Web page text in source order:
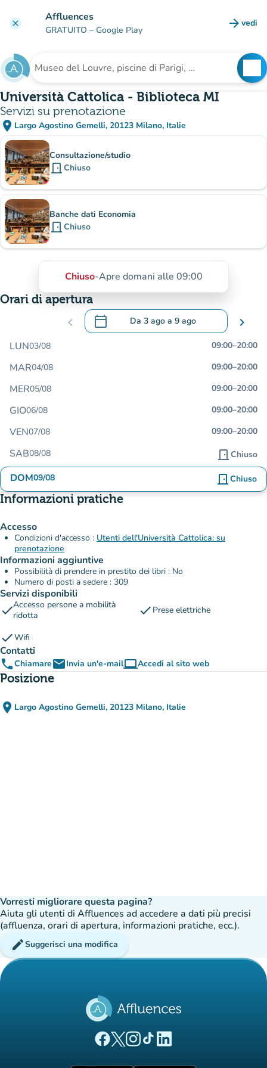
clear Affluences
GRATUITO – Google Play arrow_forward vedi
Cerca una struttura
Università Cattolica - Biblioteca MI
Servizi su prenotazione
place Largo Agostino Gemelli, 20123 Milano, Italie
(apri in Google Maps)
(nuova scheda)
Sotto-siti
Consultazione/studio
door_front Chiuso
Banche dati Economia
door_front Chiuso
Chiuso-Apre domani alle 09:00
Orari di apertura
chevron_left calendar_today Da 3 ago a 9 ago
.Aprire il calendario per modificare le
chevron_right
LUN03/08 09:00–20:00
MAR04/08 09:00–20:00
MER05/08 09:00–20:00
GIO06/08 09:00–20:00
VEN07/08 09:00–20:00
SAB08/08 door_front Chiuso
DOM09/08 door_front Chiuso
Informazioni pratiche
Accesso
Condizioni d'accesso : Utenti dell'Università Cattolica: su
prenotazione
Informazioni aggiuntive
Possibilità di prendere in prestito dei libri : No
Numero di posti a sedere : 309
Servizi disponibili
checkAccesso persone a mobilità
ridotta
check Prese elettriche
checkWifi
Contatti
phoneChiamareemailInvia un'e-mailcomputerAccedi al sito web
(nuova scheda)
Posizione
place Largo Agostino Gemelli, 20123 Milano, Italie
(apri in Google Maps)
(nuova scheda)
Vorresti migliorare questa pagina?
Aiuta gli utenti di Affluences ad accedere a dati più precisi
(affluenza, orari di apertura, informazioni pratiche, ecc.).
editSuggerisci una modifica
(nuova scheda)
(nuova scheda)
(nuova scheda)
(nuova scheda)